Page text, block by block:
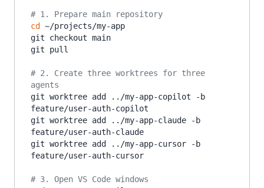
# 1. Prepare main repository
cd
~/projects/my-app
git checkout main
git pull
# 2. Create three worktrees for three
agents
git worktree add ../my-app-copilot -b
feature/user-auth-copilot
git worktree add ../my-app-claude -b
feature/user-auth-claude
git worktree add ../my-app-cursor -b
feature/user-auth-cursor
# 3. Open VS Code windows